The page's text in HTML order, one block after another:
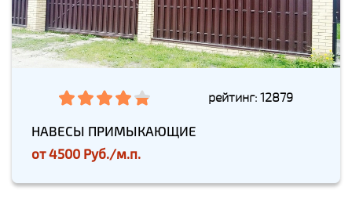
рейтинг: 12879
НАВЕСЫ ПРИМЫКАЮЩИЕ
от4500 Руб./м.п.